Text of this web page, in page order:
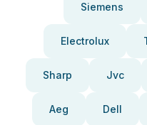
Siemens
Electrolux
Sharp Jvc
Aeg Dell